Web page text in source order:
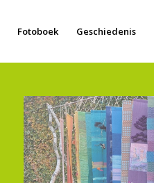
Fotoboek Geschiedenis